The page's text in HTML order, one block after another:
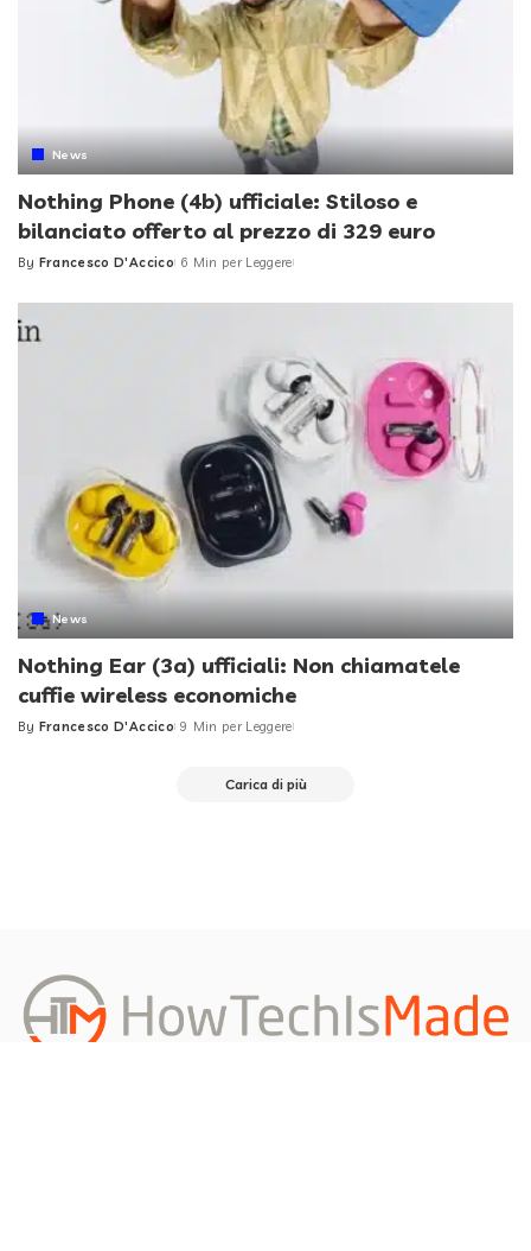
News
Nothing Phone (4b) ufficiale: Stiloso e
bilanciato offerto al prezzo di 329 euro
Posted
By Francesco D'Accico 6 Min per Leggere
News
Nothing Ear (3a) ufficiali: Non chiamatele
cuffie wireless economiche
Posted
By Francesco D'Accico 9 Min per Leggere
Carica di più